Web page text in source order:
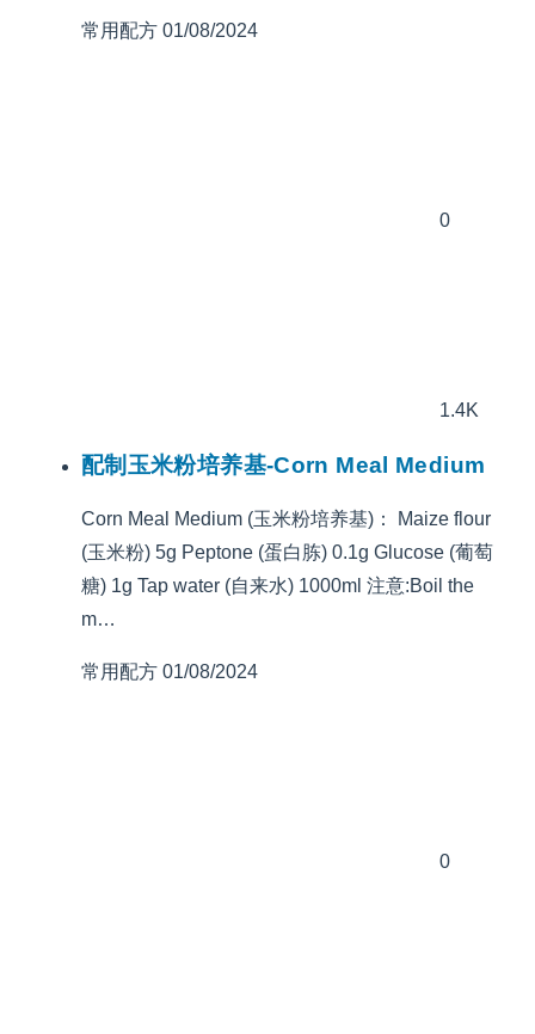
常用配方 01/08/2024
0
1.4K
配制玉米粉培养基-Corn Meal Medium
Corn Meal Medium (玉米粉培养基)： Maize flour
(玉米粉) 5g Peptone (蛋白胨) 0.1g Glucose (葡萄
糖) 1g Tap water (自来水) 1000ml 注意:Boil the
m…
常用配方 01/08/2024
0